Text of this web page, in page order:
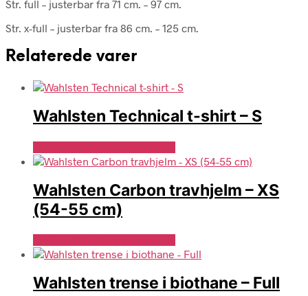
Str. full – justerbar fra 71 cm. – 97 cm.
Str. x-full – justerbar fra 86 cm. – 125 cm.
Relaterede varer
Wahlsten Technical t-shirt – S
Wahlsten Carbon travhjelm – XS
(54-55 cm)
Wahlsten trense i biothane – Full